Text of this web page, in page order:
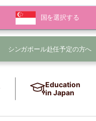
国を選択する
シンガポール赴任予定の方へ
Education
in Japan